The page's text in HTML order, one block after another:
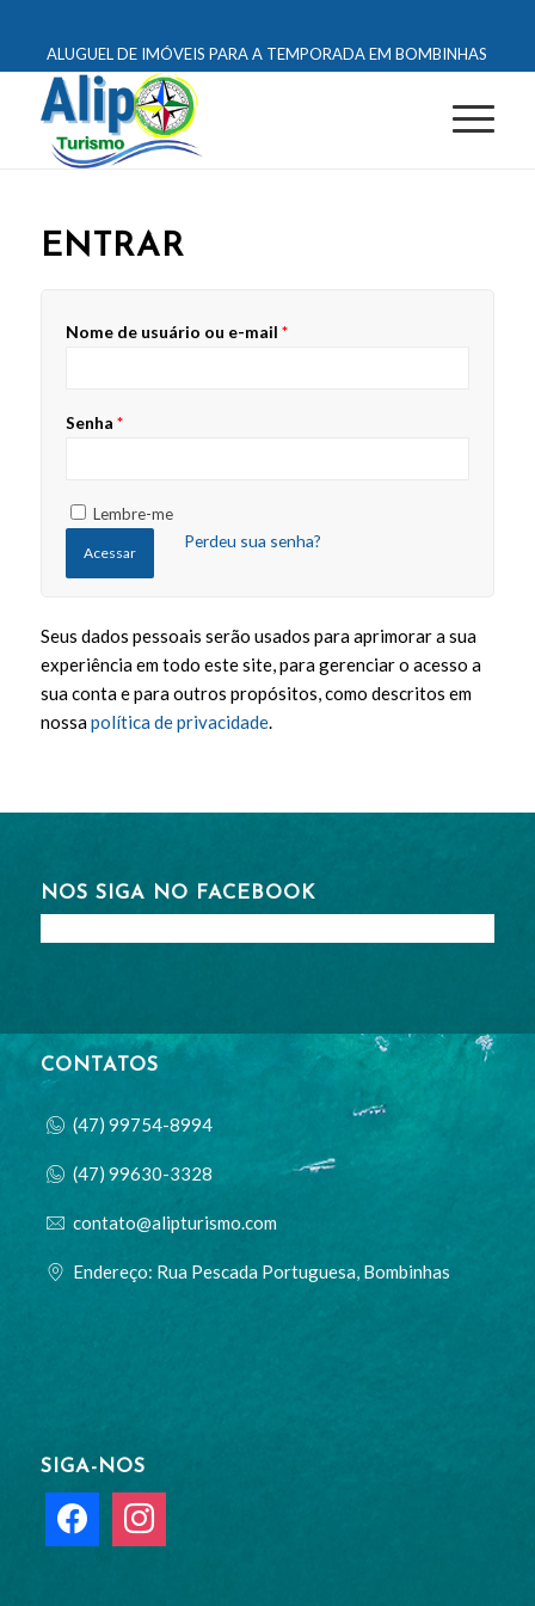
ALUGUEL DE IMÓVEIS PARA A TEMPORADA EM BOMBINHAS
ENTRAR
Nome de usuário ou e-mail *
Senha *
Lembre-me
Acessar
Perdeu sua senha?
Seus dados pessoais serão usados para aprimorar a sua
experiência em todo este site, para gerenciar o acesso a
sua conta e para outros propósitos, como descritos em
nossapolítica de privacidade.
NOS SIGA NO FACEBOOK
CONTATOS
(47) 99754-8994
(47) 99630-3328
contato@alipturismo.com
Endereço: Rua Pescada Portuguesa, Bombinhas
SIGA-NOS